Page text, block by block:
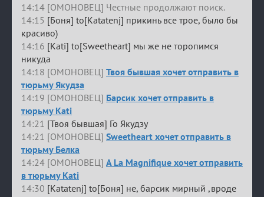
14:14 [ОМОНОВЕЦ] Честные продолжают поиск.
14:15 [Боня] to[Katatenj] прикинь все трое, было бы
красиво)
14:16 [Kati] to[Sweetheart] мы же не торопимся
никуда
14:18 [ОМОНОВЕЦ] Твоя бывшая хочет отправить в
тюрьму Якудза
14:19 [ОМОНОВЕЦ] Барсик хочет отправить в
тюрьму Kati
14:21 [Твоя бывшая] Го Якудзу
14:21 [ОМОНОВЕЦ] Sweetheart хочет отправить в
тюрьму Белка
14:24 [ОМОНОВЕЦ] A La Magnifique хочет отправить
в тюрьму Kati
14:30 [Katatenj] to[Боня] не, барсик мирный ,вроде